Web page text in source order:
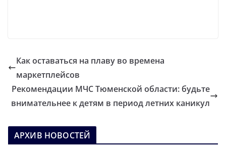
Как оставаться на плаву во времена
маркетплейсов
Рекомендации МЧС Тюменской области: будьте
внимательнее к детям в период летних каникул
АРХИВ НОВОСТЕЙ